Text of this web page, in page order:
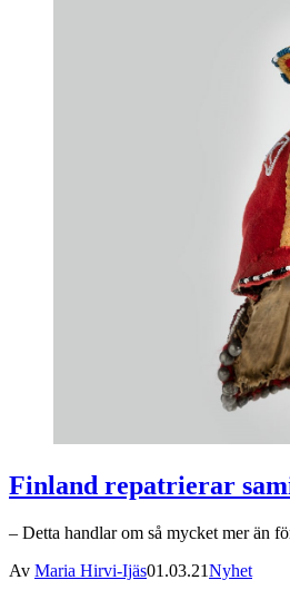
Finland repatrierar
– Detta handlar om så mycket mer än
Av Maria Hirvi-Ijäs01.03.21Nyhet